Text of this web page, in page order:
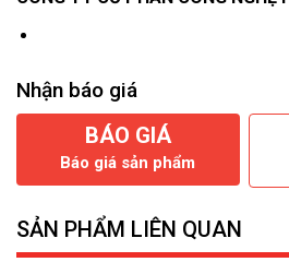
Nhận báo giá
BÁO GIÁ
Báo giá sản phẩm
SẢN PHẨM LIÊN QUAN